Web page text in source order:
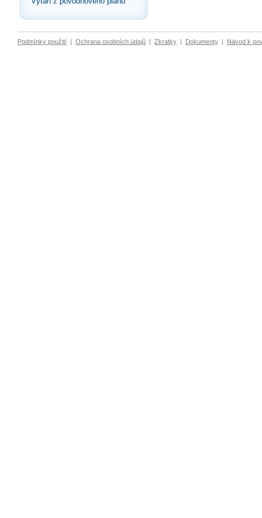
Podmínky použití | Ochrana osobních údajů | Zkratky | Dokumenty | Návod k